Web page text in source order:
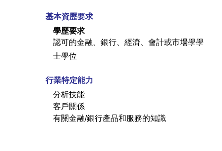
基本資歷要求
學歷要求
認可的金融、銀行、經濟、會計或市場學學
士學位
行業特定能力
分析技能
客戶關係
有關金融/銀行產品和服務的知識